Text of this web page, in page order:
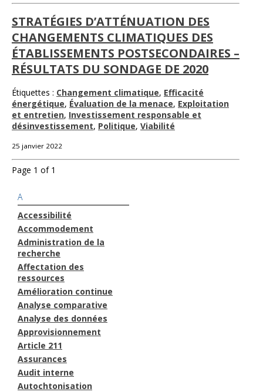
STRATÉGIES D’ATTÉNUATION DES
CHANGEMENTS CLIMATIQUES DES
ÉTABLISSEMENTS POSTSECONDAIRES –
RÉSULTATS DU SONDAGE DE 2020
Étiquettes : Changement climatique, Efficacité
énergétique, Évaluation de la menace, Exploitation
et entretien, Investissement responsable et
désinvestissement, Politique, Viabilité
25 janvier 2022
Page 1 of 1
A
Accessibilité
Accommodement
Administration de la
recherche
Affectation des
ressources
Amélioration continue
Analyse comparative
Analyse des données
Approvisionnement
Article 211
Assurances
Audit interne
Autochtonisation